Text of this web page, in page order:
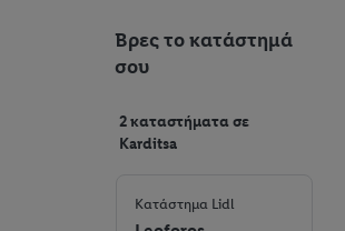
Βρες το κατάστημά
σου
2 καταστήματα σε
Karditsa
Κατάστημα Lidl